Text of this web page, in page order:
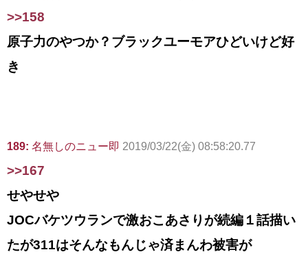
>>158
原子力のやつか？ブラックユーモアひどいけど好
き
189: 名無しのニュー即 2019/03/22(金) 08:58:20.77
>>167
せやせや
JOCバケツウランで激おこあさりが続編１話描い
たが311はそんなもんじゃ済まんわ被害が